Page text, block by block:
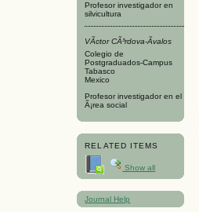
Profesor investigador en
silvicultura
VÃ­ctor CÃ³rdova-Ãvalos
Colegio de
Postgraduados-Campus
Tabasco
Mexico
Profesor investigador en el
Ã¡rea social
RELATED ITEMS
Show all
Journal Help